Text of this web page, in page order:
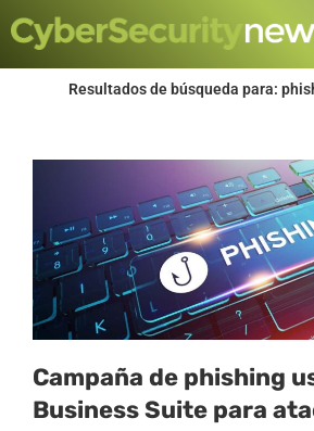
Resultados de búsqueda para:
Campaña de phishing
Business Suite para